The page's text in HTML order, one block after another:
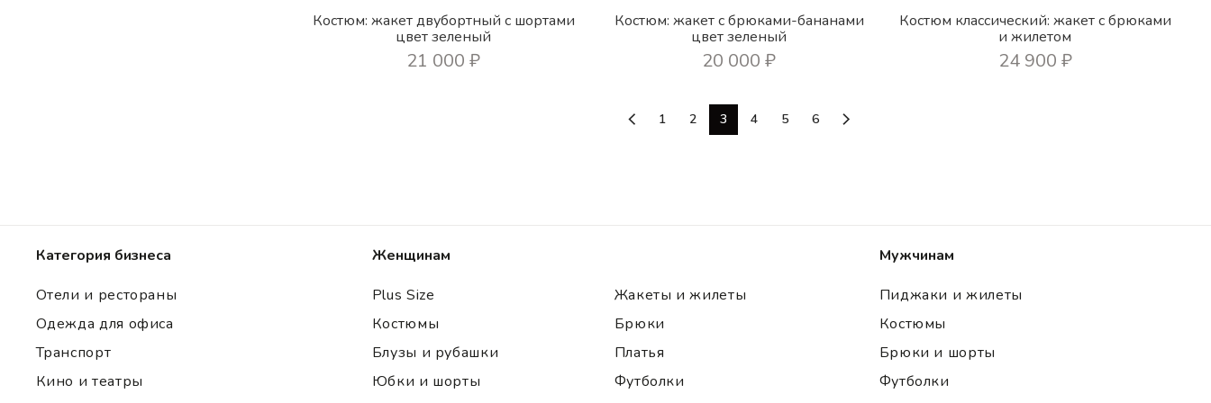
Костюм: жакет двубортный с шортами
цвет зеленый
21 000₽
Костюм: жакет с брюками-бананами
цвет зеленый
20 000₽
Костюм классический: жакет с брюками
и жилетом
24 900 ₽
1 2 3 4 5 6
Категория бизнеса
Отели и рестораны
Одежда для офиса
Транспорт
Кино и театры
Женщинам
Plus Size
Жакеты и жилеты
Костюмы
Брюки
Блузы и рубашки
Платья
Юбки и шорты
Футболки
Мужчинам
Пиджаки и жилеты
Костюмы
Брюки и шорты
Футболки